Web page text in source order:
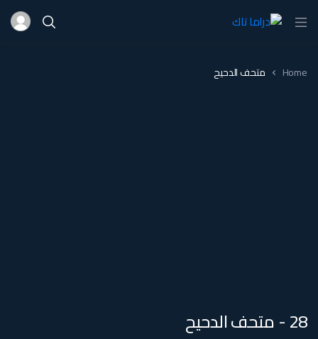
Home متحف الدحيح
28 - متحف الدحيح